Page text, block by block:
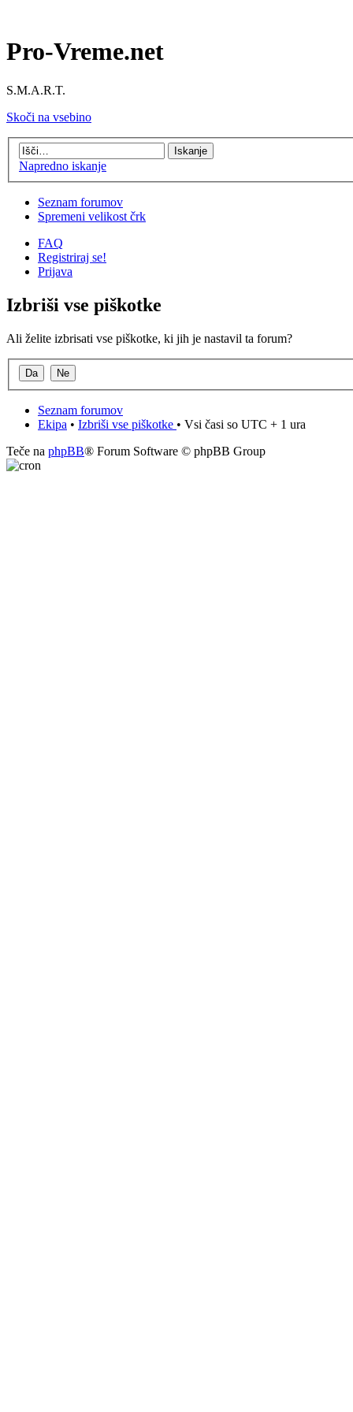
Pro-Vreme.net
S.M.A.R.T.
Skoči na vsebino
Napredno iskanje
Seznam forumov
Spremeni velikost črk
FAQ
Registriraj se!
Prijava
Izbriši vse piškotke
Ali želite izbrisati vse piškotke, ki jih je nastavil ta forum?
Seznam forumov
Ekipa • Izbriši vse piškotke • Vsi časi so UTC + 1 ura
Teče na phpBB® Forum Software © phpBB Group